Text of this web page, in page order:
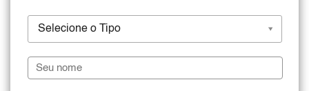
Selecione o Tipo